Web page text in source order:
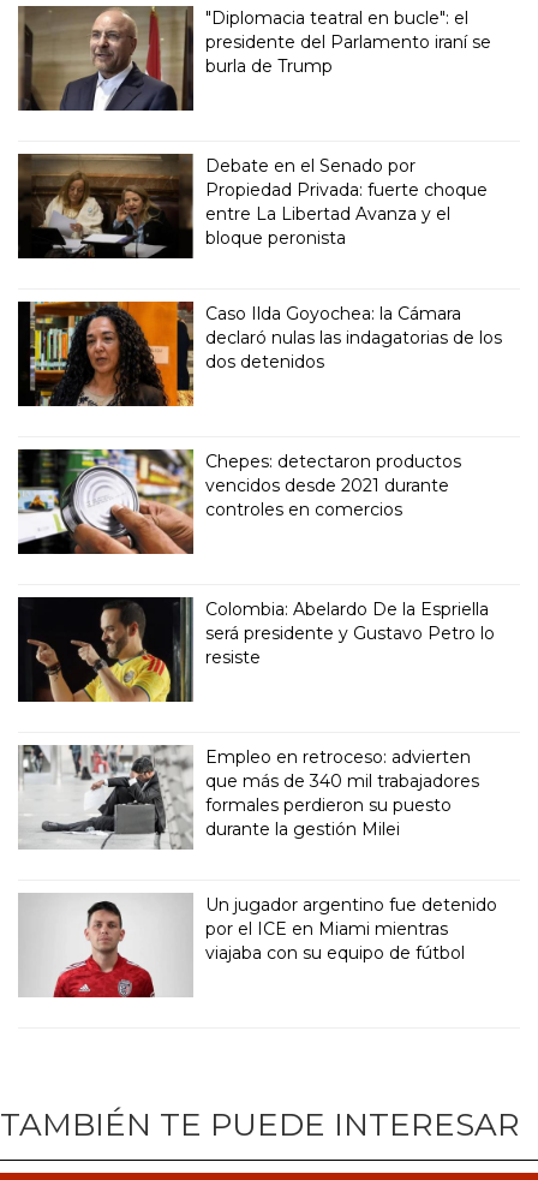
"Diplomacia teatral en bucle": el
presidente del Parlamento iraní se
burla de Trump
Debate en el Senado por
Propiedad Privada: fuerte choque
entre La Libertad Avanza y el
bloque peronista
Caso Ilda Goyochea: la Cámara
declaró nulas las indagatorias de los
dos detenidos
Chepes: detectaron productos
vencidos desde 2021 durante
controles en comercios
Colombia: Abelardo De la Espriella
será presidente y Gustavo Petro lo
resiste
Empleo en retroceso: advierten
que más de 340 mil trabajadores
formales perdieron su puesto
durante la gestión Milei
Un jugador argentino fue detenido
por el ICE en Miami mientras
viajaba con su equipo de fútbol
TAMBIÉN TE PUEDE INTERESAR